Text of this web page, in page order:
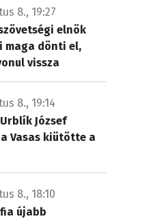
8., 19:27
elnök
maga dönti el,
vissza
8., 19:14
József
Vasas kiütötte a
8., 18:10
újabb